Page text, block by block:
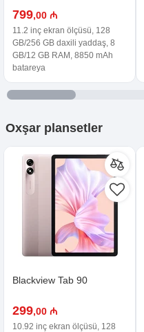
799,00 ₼
11.2 inç ekran ölçüsü, 128
GB/256 GB daxili yaddaş, 8
GB/12 GB RAM, 8850 mAh
batareya
Oxşar plansetler
Blackview Tab 90
299,00 ₼
10.92 inç ekran ölçüsü, 128